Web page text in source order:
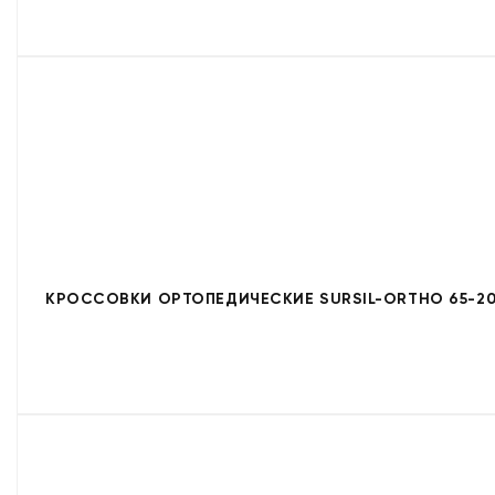
КРОССОВКИ ОРТОПЕДИЧЕСКИЕ SURSIL-ORTHO 65-